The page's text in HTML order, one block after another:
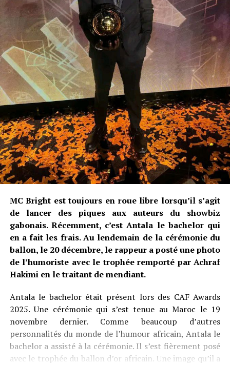
MC Bright est toujours en roue libre lorsqu’il s’agit
de lancer des piques aux auteurs du showbiz
gabonais. Récemment, c’est Antala le bachelor qui
en a fait les frais. Au lendemain de la cérémonie du
ballon, le 20 décembre, le rappeur a posté une photo
de l’humoriste avec le trophée remporté par Achraf
Hakimi en le traitant de mendiant.
Antala le bachelor était présent lors des CAF Awards
2025. Une cérémonie qui s’est tenue au Maroc le 19
novembre dernier. Comme beaucoup d’autres
personnalités du monde de l’humour africain, Antala le
bachelor a assisté à la cérémonie. Il s’est fièrement posé
avec le trophée du ballon d’or africain. Une image qu’il a